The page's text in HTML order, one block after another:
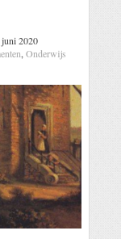
2020
,Onderwijs